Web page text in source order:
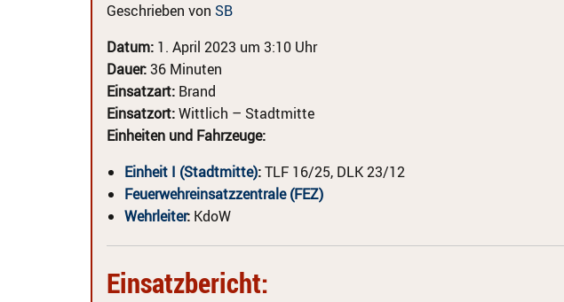
Geschrieben von SB
Datum: 1. April 2023 um 3:10 Uhr
Dauer:36 Minuten
Einsatzart: Brand
Einsatzort:Wittlich – Stadtmitte
Einheiten und Fahrzeuge:
Einheit I (Stadtmitte):TLF 16/25, DLK 23/12
Feuerwehreinsatzzentrale (FEZ)
Wehrleiter: KdoW
Einsatzbericht: